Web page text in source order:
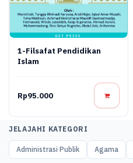
1-Filsafat Pendidikan
Islam
Rp95.000
JELAJAHI KATEGORI
Administrasi Publik Agama